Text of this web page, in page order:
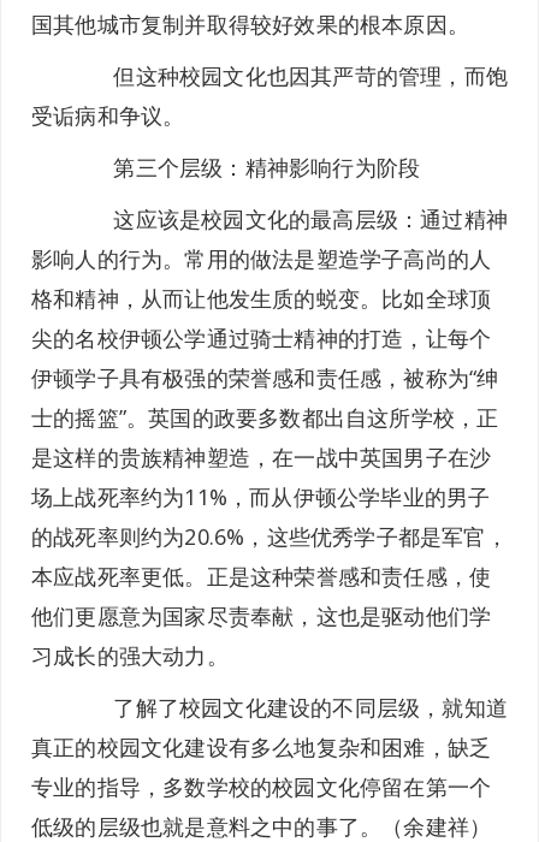
国其他城市复制并取得较好效果的根本原因。
但这种校园文化也因其严苛的管理，而饱
受诟病和争议。
第三个层级：精神影响行为阶段
这应该是校园文化的最高层级：通过精神
影响人的行为。常用的做法是塑造学子高尚的人
格和精神，从而让他发生质的蜕变。比如全球顶
尖的名校伊顿公学通过骑士精神的打造，让每个
伊顿学子具有极强的荣誉感和责任感，被称为“绅
士的摇篮”。英国的政要多数都出自这所学校，正
是这样的贵族精神塑造，在一战中英国男子在沙
场上战死率约为11%，而从伊顿公学毕业的男子
的战死率则约为20.6%，这些优秀学子都是军官，
本应战死率更低。正是这种荣誉感和责任感，使
他们更愿意为国家尽责奉献，这也是驱动他们学
习成长的强大动力。
了解了校园文化建设的不同层级，就知道
真正的校园文化建设有多么地复杂和困难，缺乏
专业的指导，多数学校的校园文化停留在第一个
低级的层级也就是意料之中的事了。（余建祥）